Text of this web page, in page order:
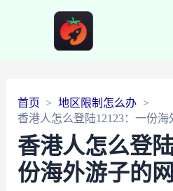
首页
地区限制怎么办
香港人怎么登陆12123：一份
香港人怎么登
份海外游子的